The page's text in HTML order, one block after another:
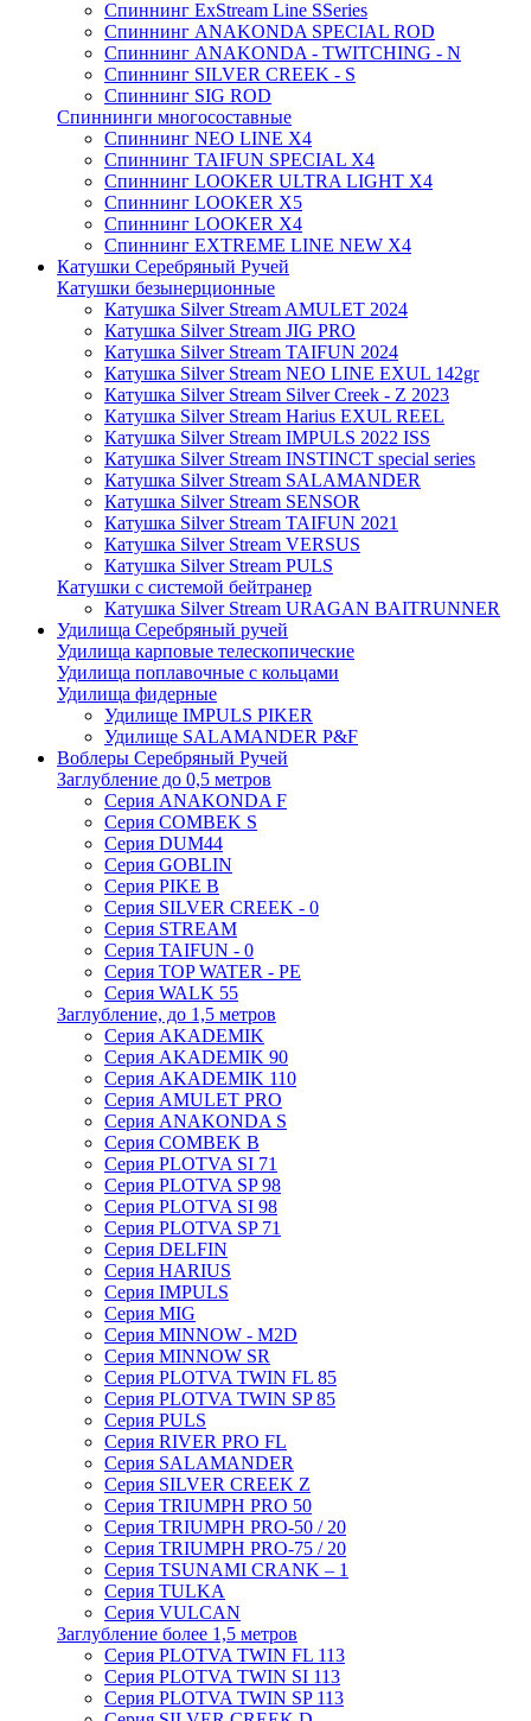
Спиннинг ExStream Line SSeries
Спиннинг ANAKONDA SPECIAL ROD
Спиннинг ANAKONDA - TWITCHING - N
Спиннинг SILVER CREEK - S
Спиннинг SIG ROD
Спиннинги многосоставные
Спиннинг NEO LINE X4
Спиннинг TAIFUN SPECIAL X4
Спиннинг LOOKER ULTRA LIGHT X4
Спиннинг LOOKER X5
Спиннинг LOOKER X4
Спиннинг EXTREME LINE NEW X4
Катушки Серебряный Ручей
Катушки безынерционные
Катушка Silver Stream AMULET 2024
Катушка Silver Stream JIG PRO
Катушка Silver Stream TAIFUN 2024
Катушка Silver Stream NEO LINE EXUL 142gr
Катушка Silver Stream Silver Creek - Z 2023
Катушка Silver Stream Harius EXUL REEL
Катушка Silver Stream IMPULS 2022 ISS
Катушка Silver Stream INSTINCT special series
Катушка Silver Stream SALAMANDER
Катушка Silver Stream SENSOR
Катушка Silver Stream TAIFUN 2021
Катушка Silver Stream VERSUS
Катушка Silver Stream PULS
Катушки с системой бейтранер
Катушка Silver Stream URAGAN BAITRUNNER
Удилища Серебряный ручей
Удилища карповые телескопические
Удилища поплавочные с кольцами
Удилища фидерные
Удилище IMPULS PIKER
Удилище SALAMANDER P&F
Воблеры Серебряный Ручей
Заглубление до 0,5 метров
Серия ANAKONDA F
Серия COMBEK S
Серия DUM44
Серия GOBLIN
Серия PIKE B
Серия SILVER CREEK - 0
Серия STREAM
Серия TAIFUN - 0
Серия TOP WATER - PE
Серия WALK 55
Заглубление, до 1,5 метров
Серия AKADEMIK
Серия AKADEMIK 90
Серия AKADEMIK 110
Серия AMULET PRO
Серия ANAKONDA S
Серия COMBEK B
Серия PLOTVA SI 71
Серия PLOTVA SP 98
Серия PLOTVA SI 98
Серия PLOTVA SP 71
Серия DELFIN
Серия HARIUS
Серия IMPULS
Серия MIG
Серия MINNOW - M2D
Серия MINNOW SR
Серия PLOTVA TWIN FL 85
Серия PLOTVA TWIN SP 85
Серия PULS
Серия RIVER PRO FL
Серия SALAMANDER
Серия SILVER CREEK Z
Серия TRIUMPH PRO 50
Серия TRIUMPH PRO-50 / 20
Серия TRIUMPH PRO-75 / 20
Серия TSUNAMI CRANK – 1
Серия TULKA
Серия VULCAN
Заглубление более 1,5 метров
Серия PLOTVA TWIN FL 113
Серия PLOTVA TWIN SI 113
Серия PLOTVA TWIN SP 113